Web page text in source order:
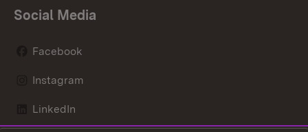
Social Media
Facebook
Instagram
LinkedIn